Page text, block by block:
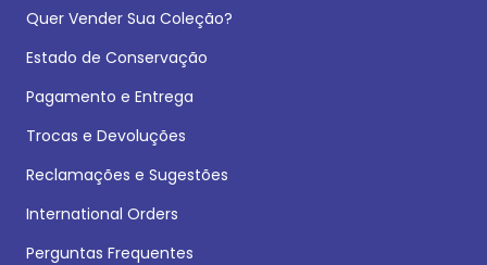
Quer Vender Sua Coleção?
Estado de Conservação
Pagamento e Entrega
Trocas e Devoluções
Reclamações e Sugestões
International Orders
Perguntas Frequentes